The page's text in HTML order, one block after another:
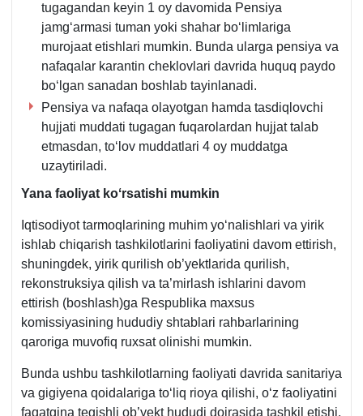
tugagandan keyin 1 oy davomida Pensiya
jamgʻarmasi tuman yoki shahar boʻlimlariga
murojaat etishlari mumkin. Bunda ularga pensiya va
nafaqalar karantin cheklovlari davrida huquq paydo
boʻlgan sanadan boshlab tayinlanadi.
Pensiya va nafaqa olayotgan hamda tasdiqlovchi
hujjati muddati tugagan fuqarolardan hujjat talab
etmasdan, toʻlov muddatlari 4 oy muddatga
uzaytiriladi.
Yana faoliyat koʻrsatishi mumkin
Iqtisodiyot tarmoqlarining muhim yoʻnalishlari va yirik
ishlab chiqarish tashkilotlarini faoliyatini davom ettirish,
shuningdek, yirik qurilish ob’yektlarida qurilish,
rekonstruksiya qilish va ta’mirlash ishlarini davom
ettirish (boshlash)ga Respublika maхsus
komissiyasining hududiy shtablari rahbarlarining
qaroriga muvofiq ruхsat olinishi mumkin.
Bunda ushbu tashkilotlarning faoliyati davrida sanitariya
va gigiyena qoidalariga toʻliq rioya qilishi, oʻz faoliyatini
faqatgina tegishli ob’yekt hududi doirasida tashkil etishi,